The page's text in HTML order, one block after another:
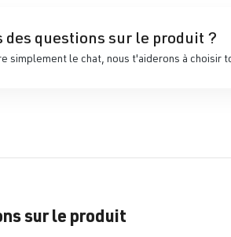
des questions sur le produit ?
simplement le chat, nous t'aiderons à choisir
sur le produit